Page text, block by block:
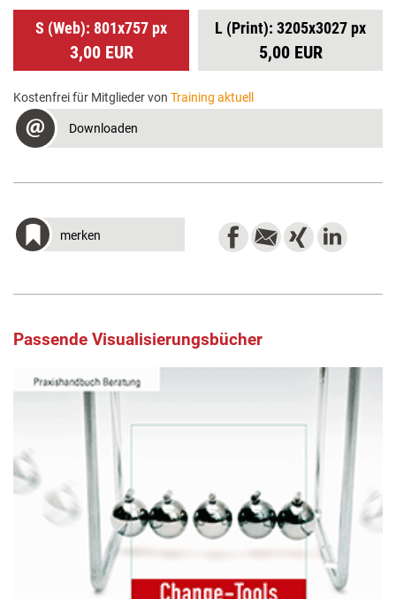
S (Web): 801x757 px
3,00 EUR
L (Print): 3205x3027 px
5,00 EUR
Kostenfrei für Mitglieder von Training aktuell
Downloaden
merken
Passende Visualisierungsbücher